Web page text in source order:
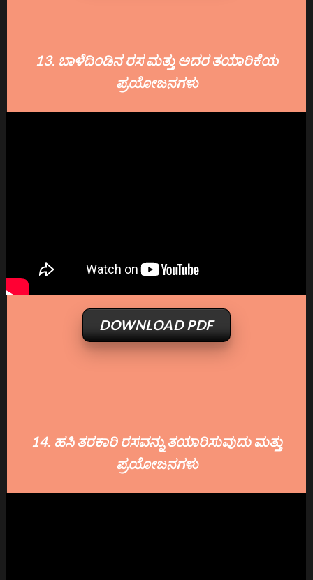
13. ಬಾಳೆದಿಂಡಿನ ರಸ ಮತ್ತು ಅದರ ತಯಾರಿಕೆಯ
ಪ್ರಯೋಜನಗಳು
DOWNLOAD PDF
14. ಹಸಿ ತರಕಾರಿ ರಸವನ್ನು ತಯಾರಿಸುವುದು ಮತ್ತು
ಪ್ರಯೋಜನಗಳು